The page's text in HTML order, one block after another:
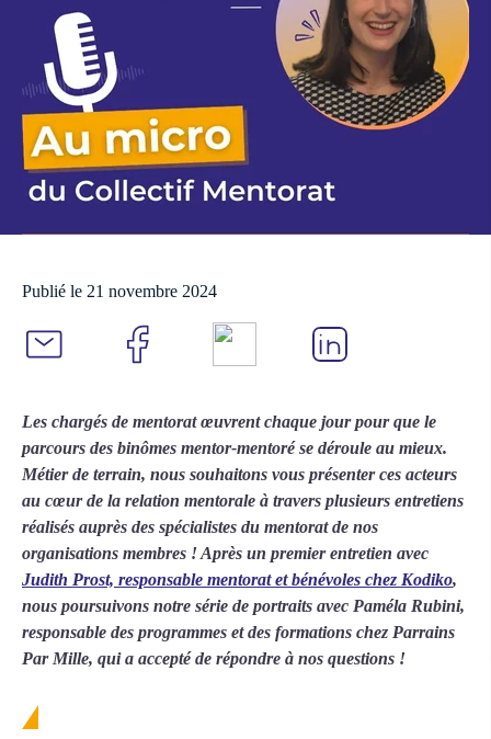
Publié le 21 novembre 2024
Les chargés de mentorat œuvrent chaque jour pour que le
parcours des binômes mentor-mentoré se déroule au mieux.
Métier de terrain, nous souhaitons vous présenter ces acteurs
au cœur de la relation mentorale à travers plusieurs entretiens
réalisés auprès des spécialistes du mentorat de nos
organisations membres ! Après un premier entretien avec
Judith Prost, responsable mentorat et bénévoles chez Kodiko,
nous poursuivons notre série de portraits avec Paméla Rubini,
responsable des programmes et des formations chez Parrains
Par Mille, qui a accepté de répondre à nos questions !